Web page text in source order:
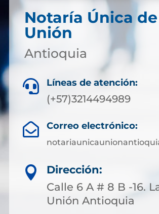
Notaría Única de
Unión
Antioquia
 Líneas de atención:
(+57)3214494989
 Correo electrónico:

Dirección:
Calle 6 A # 8 B -16.
Unión Antioquia